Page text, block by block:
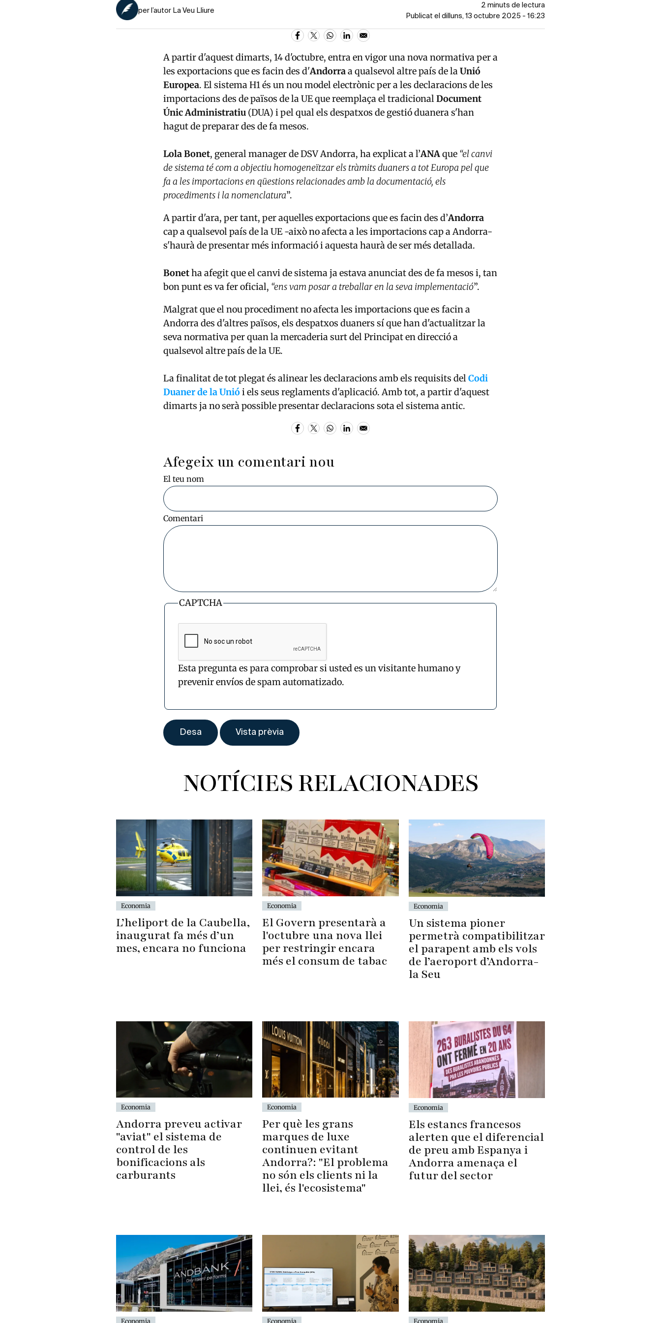
per l’autor La Veu Lliure
2 minuts de lectura
Publicat el dilluns, 13 octubre 2025 - 16:23
A partir d'aquest dimarts, 14 d'octubre, entra en vigor una nova normativa per a
les exportacions que es facin des d'Andorraa qualsevol altre país de laUnió
Europea. El sistema H1 és un nou model electrònic per a les declaracions de les
importacions des de països de la UE que reemplaça el tradicionalDocument
Únic Administratiu (DUA) i pel qual els despatxos de gestió duanera s'han
hagut de preparar des de fa mesos.
Lola Bonet, general manager de DSV Andorra, ha explicat a l’ANAque “el canvi
de sistema té com a objectiu homogeneïtzar els tràmits duaners a tot Europa pel que
fa a les importacions en qüestions relacionades amb la documentació, els
procediments i la nomenclatura”.
A partir d'ara, per tant, per aquelles exportacions que es facin des d’Andorra
cap a qualsevol país de la UE -això no afecta a les importacions cap a Andorra-
s'haurà de presentar més informació i aquesta haurà de ser més detallada.
Bonetha afegit que el canvi de sistema ja estava anunciat des de fa mesos i, tan
bon punt es va fer oficial, “ens vam posar a treballar en la seva implementació”.
Malgrat que el nou procediment no afecta les importacions que es facin a
Andorra des d'altres països, els despatxos duaners sí que han d'actualitzar la
seva normativa per quan la mercaderia surt del Principat en direcció a
qualsevol altre país de la UE.
La finalitat de tot plegat és alinear les declaracions amb els requisits delCodi
Duaner de la Uniói els seus reglaments d'aplicació. Amb tot, a partir d'aquest
dimarts ja no serà possible presentar declaracions sota el sistema antic.
Afegeix un comentari nou
El teu nom
Comentari
CAPTCHA
Esta pregunta es para comprobar si usted es un visitante humano y
prevenir envíos de spam automatizado.
NOTÍCIES RELACIONADES
Economia
L’heliport de la Caubella,
inaugurat fa més d’un
mes, encara no funciona
Economia
El Govern presentarà a
l'octubre una nova llei
per restringir encara
més el consum de tabac
Economia
Un sistema pioner
permetrà compatibilitzar
el parapent amb els vols
de l’aeroport d’Andorra-
la Seu
Economia
Andorra preveu activar
"aviat" el sistema de
control de les
bonificacions als
carburants
Economia
Per què les grans
marques de luxe
continuen evitant
Andorra?: "El problema
no són els clients ni la
llei, és l'ecosistema"
Economia
Els estancs francesos
alerten que el diferencial
de preu amb Espanya i
Andorra amenaça el
futur del sector
Economia Economia Economia